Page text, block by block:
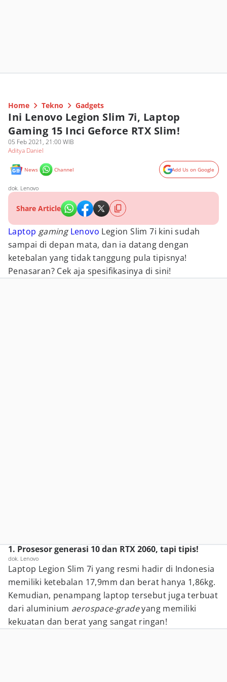
Home Tekno Gadgets
Ini Lenovo Legion Slim 7i, Laptop
Gaming 15 Inci Geforce RTX Slim!
05 Feb 2021, 21:00 WIB
Aditya Daniel
News Channel Add Us on Google
dok. Lenovo
Share Article
Laptop gamingLenovo Legion Slim 7i kini sudah
sampai di depan mata, dan ia datang dengan
ketebalan yang tidak tanggung pula tipisnya!
Penasaran? Cek aja spesifikasinya di sini!
1. Prosesor generasi 10 dan RTX 2060, tapi tipis!
dok. Lenovo
Laptop Legion Slim 7i yang resmi hadir di Indonesia
memiliki ketebalan 17,9mm dan berat hanya 1,86kg.
Kemudian, penampang laptop tersebut juga terbuat
dari aluminium aerospace-gradeyang memiliki
kekuatan dan berat yang sangat ringan!